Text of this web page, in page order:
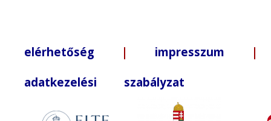
elérhetőség | impresszum |
adatkezelési szabályzat